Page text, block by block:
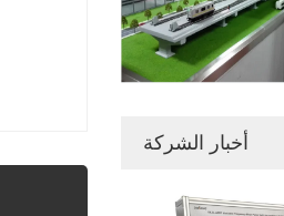
أخبار الشركة